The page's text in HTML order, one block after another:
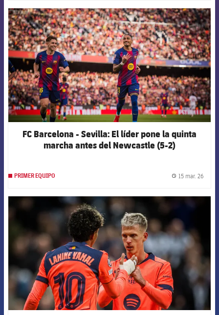
FCB Barcelona badge
FC Barcelona - Sevilla: El líder pone la quinta
marcha antes del Newcastle (5-2)
PRIMER EQUIPO 15 mar. 26
FCB Barcelona badge